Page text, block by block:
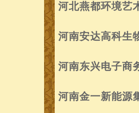
河北燕都环境艺
河南安达高科生
河南东兴电子商
河南金一新能源